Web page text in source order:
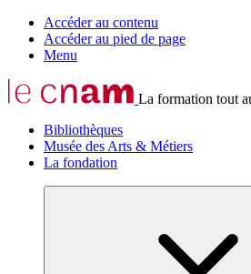
Accéder au contenu
Accéder au pied de page
Menu
La formation tout
Bibliothèques
Musée des Arts & Métiers
La fondation